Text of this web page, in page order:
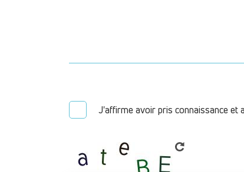
J'affirme avoir pris connaissance et